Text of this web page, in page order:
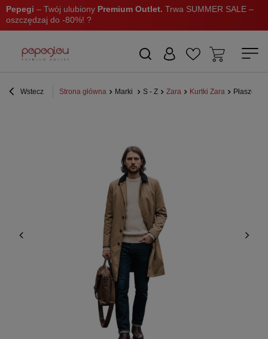
Pepegi – Twój ulubiony Premium Outlet. Trwa SUMMER SALE –
oszczędzaj do -80%! ?
Wstecz Strona główna Marki S - Z Zara Kurtki Zara Płaszcz